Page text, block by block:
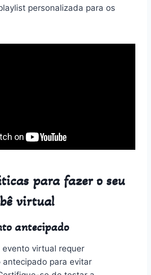
personalizada para os
para fazer o seu
virtual
antecipado
evento virtual requer
antecipado para evitar